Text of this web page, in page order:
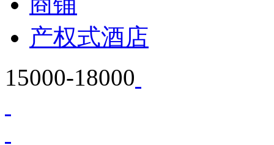
产权式酒店
15000-18000